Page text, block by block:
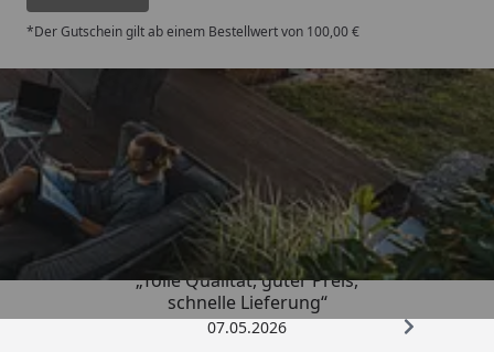
*Der Gutschein gilt ab einem Bestellwert von 100,00 €
Trusted Shops
4,67/ 5
„Tolle Qualität, guter Preis,
schnelle Lieferung“
07.05.2026